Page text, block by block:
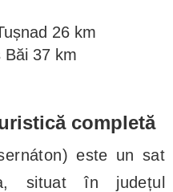
26 km
Băi 37 km
completă
este un sat
situat în județul